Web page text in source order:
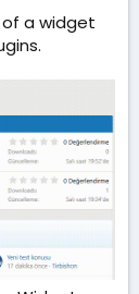
a widget